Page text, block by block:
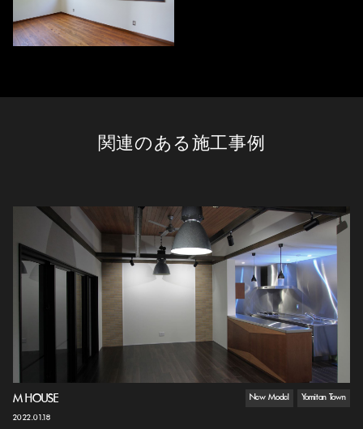
関連のある施工事例
M HOUSE
2022.01.18
New Model Yomitan Town